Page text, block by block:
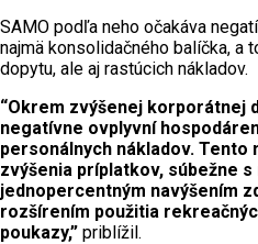
SAMO podľa neho očakáva
najmä konsolidačného balíčka, a
dopytu, ale aj rastúcich nákladov.
“Okrem zvýšenej korporátnej
negatívne ovplyvní
personálnych nákladov. Tento
zvýšenia príplatkov, súbežne
jednopercentným navýšením
rozšírením použitia
poukazy,” priblížil.